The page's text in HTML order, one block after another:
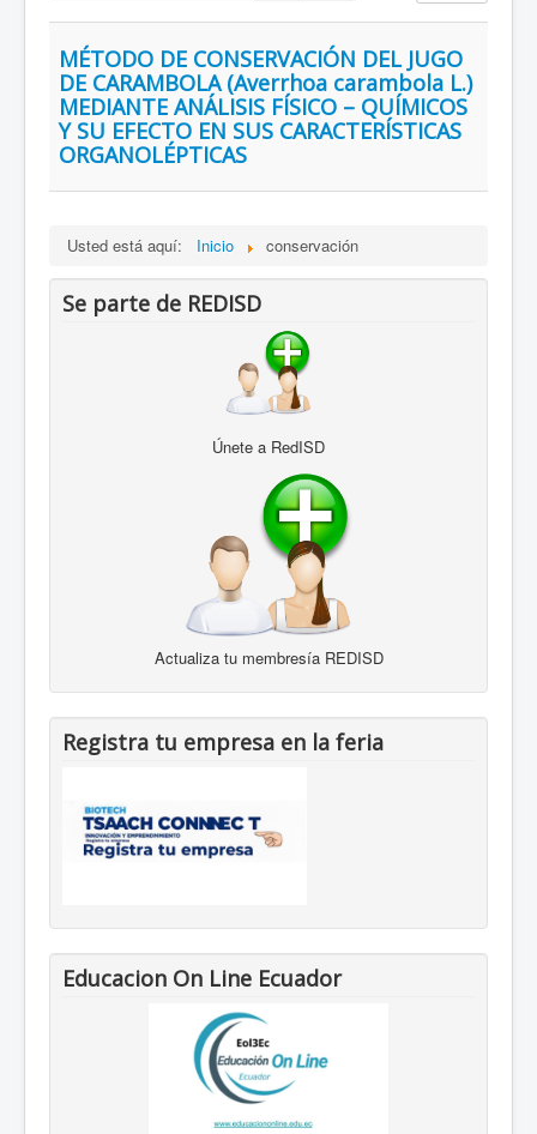
MÉTODO DE CONSERVACIÓN DEL JUGO
DE CARAMBOLA (Averrhoa carambola L.)
MEDIANTE ANÁLISIS FÍSICO – QUÍMICOS
Y SU EFECTO EN SUS CARACTERÍSTICAS
ORGANOLÉPTICAS
Usted está aquí: Inicio conservación
Se parte de REDISD
Únete a RedISD
Actualiza tu membresía REDISD
Registra tu empresa en la feria
Educacion On Line Ecuador